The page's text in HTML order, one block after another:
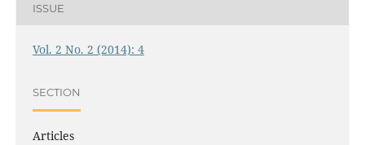
ISSUE
Vol. 2 No. 2 (2014): 4
SECTION
Articles